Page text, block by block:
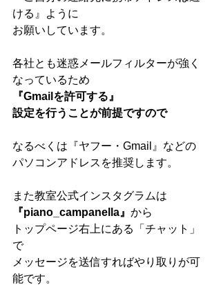
ける』ように
お願いしています。
各社とも迷惑メールフィルターが強く
なっているため
『Gmailを許可する』
設定を行うことが前提ですので
なるべくは『ヤフー・Gmail』などの
パソコンアドレスを推奨します。
また教室公式インスタグラムは
『piano_campanella』 から
トップページ右上にある「チャット」
で
メッセージを送信すればやり取りが可
能です。